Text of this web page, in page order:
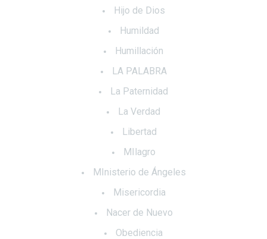
Hijo de Dios
Humildad
Humillación
LA PALABRA
La Paternidad
La Verdad
Libertad
MIlagro
MInisterio de Ángeles
Misericordia
Nacer de Nuevo
Obediencia